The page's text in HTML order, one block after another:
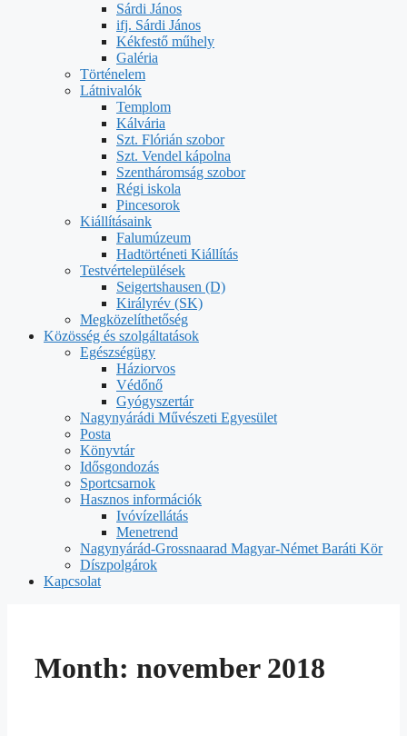
Sárdi János
ifj. Sárdi János
Kékfestő műhely
Galéria
Történelem
Látnivalók
Templom
Kálvária
Szt. Flórián szobor
Szt. Vendel kápolna
Szentháromság szobor
Régi iskola
Pincesorok
Kiállításaink
Falumúzeum
Hadtörténeti Kiállítás
Testvértelepülések
Seigertshausen (D)
Királyrév (SK)
Megközelíthetőség
Közösség és szolgáltatások
Egészségügy
Háziorvos
Védőnő
Gyógyszertár
Nagynyárádi Művészeti Egyesület
Posta
Könyvtár
Idősgondozás
Sportcsarnok
Hasznos információk
Ivóvízellátás
Menetrend
Nagynyárád-Grossnaarad Magyar-Német Baráti Kör
Díszpolgárok
Kapcsolat
Month: november 2018